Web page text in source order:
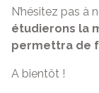
N’hésitez pas à
étudierons la
permettra de
A bientôt !